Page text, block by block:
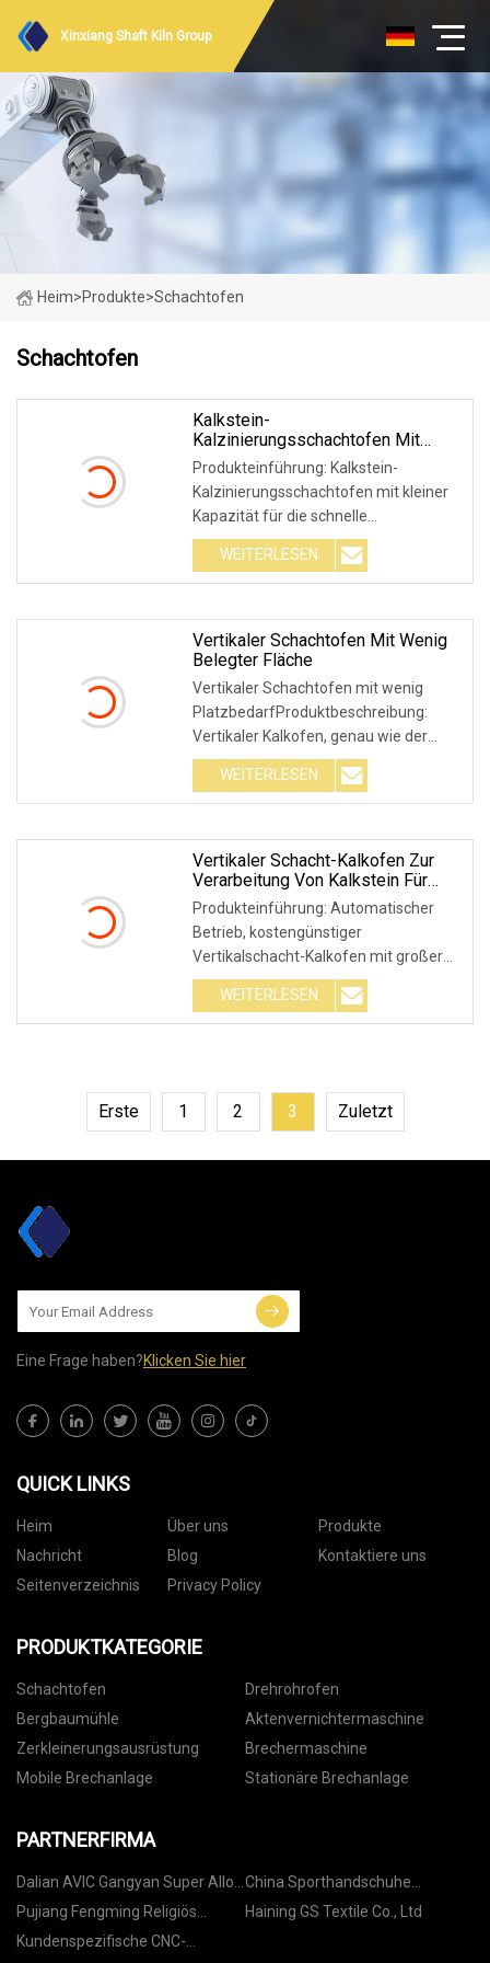
Xinxiang Shaft Kiln Group
Heim>Produkte>Schachtofen
Schachtofen
Kalkstein-
Kalzinierungsschachtofen Mit
Kleiner Kapazität Für Die Schnelle
Kalkproduktion
Produkteinführung: Kalkstein-
Kalzinierungsschachtofen mit kleiner
Kapazität für die schnelle
Kalkproduktion wird für di
WEITERLESEN
Vertikaler Schachtofen Mit Wenig
Belegter Fläche
Vertikaler Schachtofen mit wenig
PlatzbedarfProduktbeschreibung:
Vertikaler Kalkofen, genau wie der
Name schon sagt, is
WEITERLESEN
Vertikaler Schacht-Kalkofen Zur
Verarbeitung Von Kalkstein Für
Heiße Produkte
Produkteinführung: Automatischer
Betrieb, kostengünstiger
Vertikalschacht-Kalkofen mit großer
Kapazität, wird für die K
WEITERLESEN
Erste 1 2 3 Zuletzt
Eine Frage haben?Klicken Sie hier
QUICK LINKS
Heim Über uns
Produkte
Nachricht
Blog
Kontaktiere uns
Seitenverzeichnis
Privacy Policy
PRODUKTKATEGORIE
Schachtofen
Drehrohrofen
Bergbaumühle
Aktenvernichtermaschine
Zerkleinerungsausrüstung
Brechermaschine
Mobile Brechanlage
Stationäre Brechanlage
PARTNERFIRMA
Dalian AVIC Gangyan Super Alloy
Co., Ltd
China Sporthandschuhe
Lieferanten
Pujiang Fengming Religiös
Ikonen Kunst Co., Ltd
Haining GS Textile Co., Ltd
Kundenspezifische CNC-